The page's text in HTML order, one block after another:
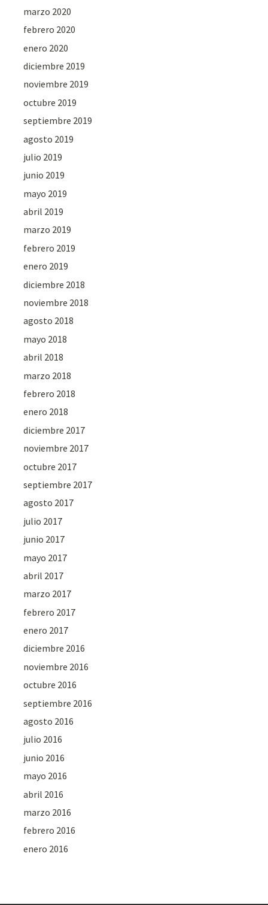
marzo 2020
febrero 2020
enero 2020
diciembre 2019
noviembre 2019
octubre 2019
septiembre 2019
agosto 2019
julio 2019
junio 2019
mayo 2019
abril 2019
marzo 2019
febrero 2019
enero 2019
diciembre 2018
noviembre 2018
agosto 2018
mayo 2018
abril 2018
marzo 2018
febrero 2018
enero 2018
diciembre 2017
noviembre 2017
octubre 2017
septiembre 2017
agosto 2017
julio 2017
junio 2017
mayo 2017
abril 2017
marzo 2017
febrero 2017
enero 2017
diciembre 2016
noviembre 2016
octubre 2016
septiembre 2016
agosto 2016
julio 2016
junio 2016
mayo 2016
abril 2016
marzo 2016
febrero 2016
enero 2016